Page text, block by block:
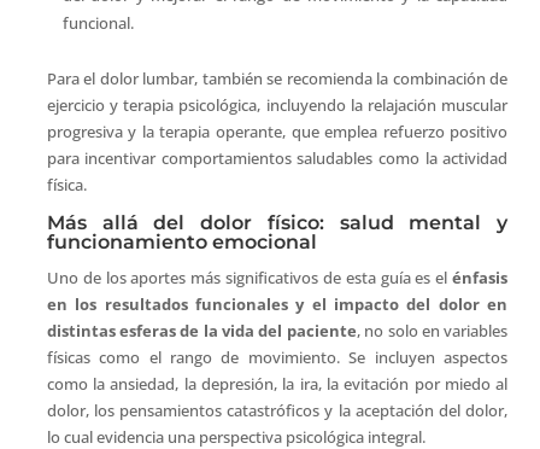
funcional.
Para el dolor lumbar, también se recomienda la combinación de
ejercicio y terapia psicológica, incluyendo la relajación muscular
progresiva y la terapia operante, que emplea refuerzo positivo
para incentivar comportamientos saludables como la actividad
física.
Más allá del dolor físico: salud mental y
funcionamiento emocional
Uno de los aportes más significativos de esta guía es elénfasis
en los resultados funcionales y el impacto del dolor en
distintas esferas de la vida del paciente, no solo en variables
físicas como el rango de movimiento. Se incluyen aspectos
como la ansiedad, la depresión, la ira, la evitación por miedo al
dolor, los pensamientos catastróficos y la aceptación del dolor,
lo cual evidencia una perspectiva psicológica integral.